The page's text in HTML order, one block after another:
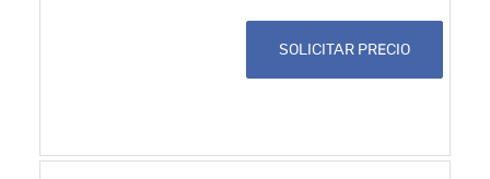
SOLICITAR PRECIO